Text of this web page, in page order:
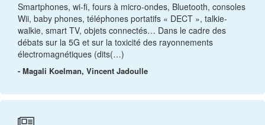
Smartphones, wi-fi, fours à micro-ondes, Bluetooth, consoles
Wii, baby phones, téléphones portatifs « DECT », talkie-
walkie, smart TV, objets connectés… Dans le cadre des
débats sur la 5G et sur la toxicité des rayonnements
électromagnétiques (dits(…)
- Magali Koelman, Vincent Jadoulle